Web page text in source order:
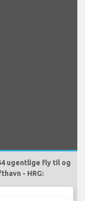
ugentlige fly til og
- HRG: